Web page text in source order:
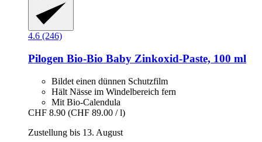
4.6 (246)
Pilogen Bio-​Bio Baby Zinkoxid-​Paste, 100 ml
Bildet einen dünnen Schutzfilm
Hält Nässe im Windelbereich fern
Mit Bio-Calendula
CHF 8.90 (CHF 89.00 / l)
Zustellung bis 13. August